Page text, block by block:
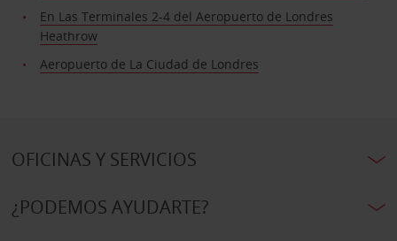
En Las Terminales 2-4 del Aeropuerto de Londres
Heathrow
Aeropuerto de La Ciudad de Londres
OFICINAS Y SERVICIOS
¿PODEMOS AYUDARTE?